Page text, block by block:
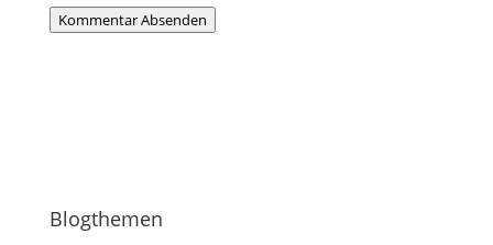
Kommentar Absenden
Blogthemen